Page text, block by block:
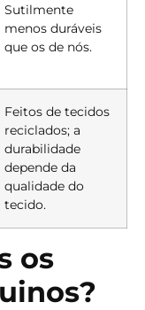
Sutilmente
menos duráveis
que os de nós.
Feitos de tecidos
reciclados; a
durabilidade
depende da
qualidade do
tecido.
os